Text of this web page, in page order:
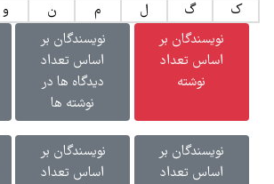
ک
گ ل م ن و
نویسندگان بر
اساس تعداد
نوشته
نویسندگان بر
اساس تعداد
دیدگاه ها در
نوشته ها
نویسندگان بر
اساس تعداد
نویسندگان بر
اساس تعداد